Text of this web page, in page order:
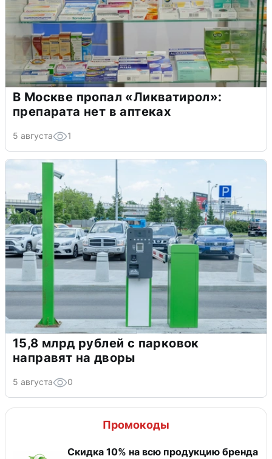
В Москве пропал «Ликватирол»:
препарата нет в аптеках
5 августа 1
15,8 млрд рублей с парковок
направят на дворы
5 августа 0
Промокоды
Скидка 10% на всю продукцию бренда